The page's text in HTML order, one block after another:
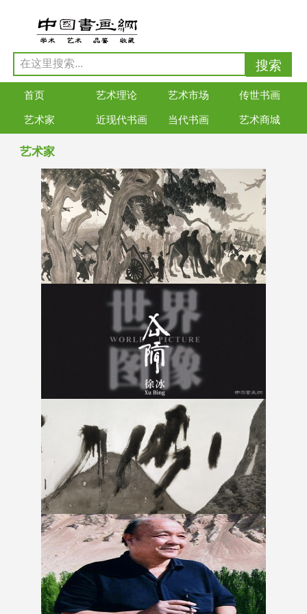
首页 艺术理论 艺术市场 传世书画
艺术家 近现代书画 当代书画 艺术商城
艺术家